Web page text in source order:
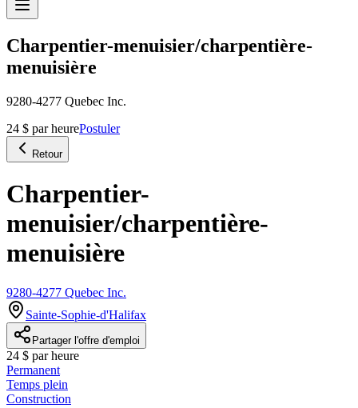
Charpentier-menuisier/charpentière-
menuisière
9280-4277 Quebec Inc.
24 $ par heurePostuler
Retour
Charpentier-
menuisier/charpentière-
menuisière
9280-4277 Quebec Inc.
Sainte-Sophie-d'Halifax
Partager l'offre d'emploi
24 $ par heure
Permanent
Temps plein
Construction